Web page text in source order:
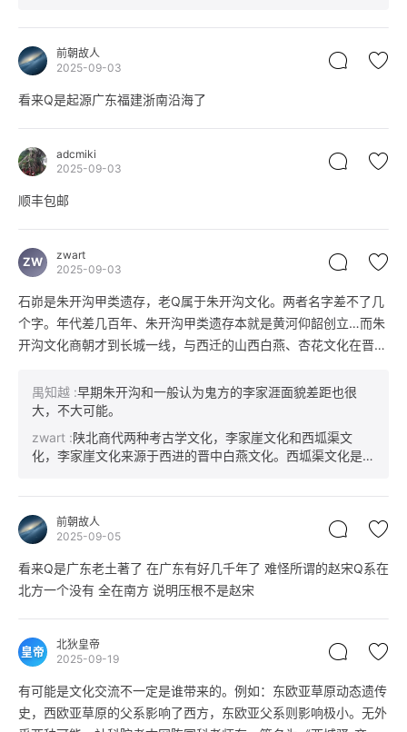
前朝故人
2025-09-03
看来Q是起源广东福建浙南沿海了
adcmiki
2025-09-03
顺丰包邮
ZW
zwart
2025-09-03
石峁是朱开沟甲类遗存，老Q属于朱开沟文化。两者名字差不了几
个字。年代差几百年、朱开沟甲类遗存本就是黄河仰韶创立…而朱
开沟文化商朝才到长城一线，与西迁的山西白燕、杏花文化在晋西
禺知越 :早期朱开沟和一般认为鬼方的李家涯面貌差距也很
大，不大可能。
zwart :陕北商代两种考古学文化，李家崖文化和西坬渠文
化，李家崖文化来源于西进的晋中白燕文化。西坬渠文化是以
前朝故人
2025-09-05
看来Q是广东老土著了 在广东有好几千年了 难怪所谓的赵宋Q系在
北方一个没有 全在南方 说明压根不是赵宋
皇帝
北狄皇帝
2025-09-19
有可能是文化交流不一定是谁带来的。例如：东欧亚草原动态遗传
史，西欧亚草原的父系影响了西方，东欧亚父系则影响极小。无外